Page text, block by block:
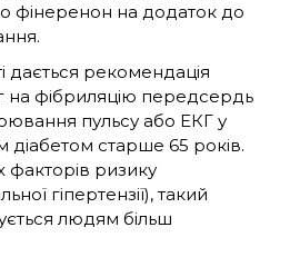
фінеренон на додаток до
рекомендація
на фібриляцію передсердь
пульсу або ЕКГ у
діабетом старше 65 років.
факторів ризику
гіпертензії), такий
людям більш